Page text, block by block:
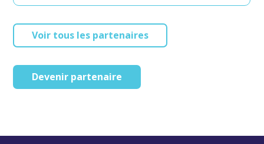
Voir tous les partenaires
Devenir partenaire